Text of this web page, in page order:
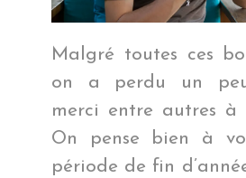
Malgré toutes ces
on a perdu un
merci entre autres
On pense bien à
période de fin